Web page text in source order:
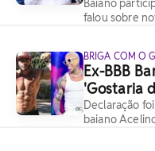
Baiano
falou sobre
BRIGA COM O
Ex-BBB
'Gostaria
Declaração
baiano